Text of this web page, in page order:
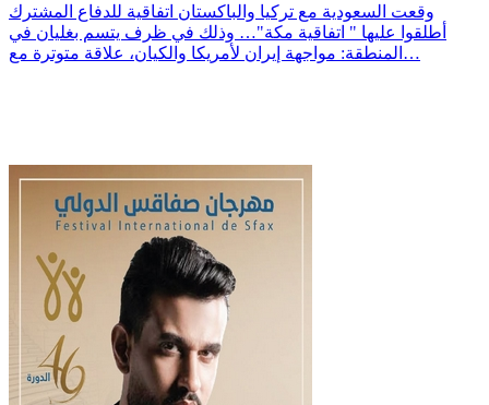
وقعت السعودية مع تركيا والباكستان اتفاقية للدفاع المشترك
أطلقوا عليها " اتفاقية مكة"… وذلك في ظرف يتسم بغليان في
المنطقة: مواجهة إيران لأمريكا والكيان، علاقة متوترة مع…